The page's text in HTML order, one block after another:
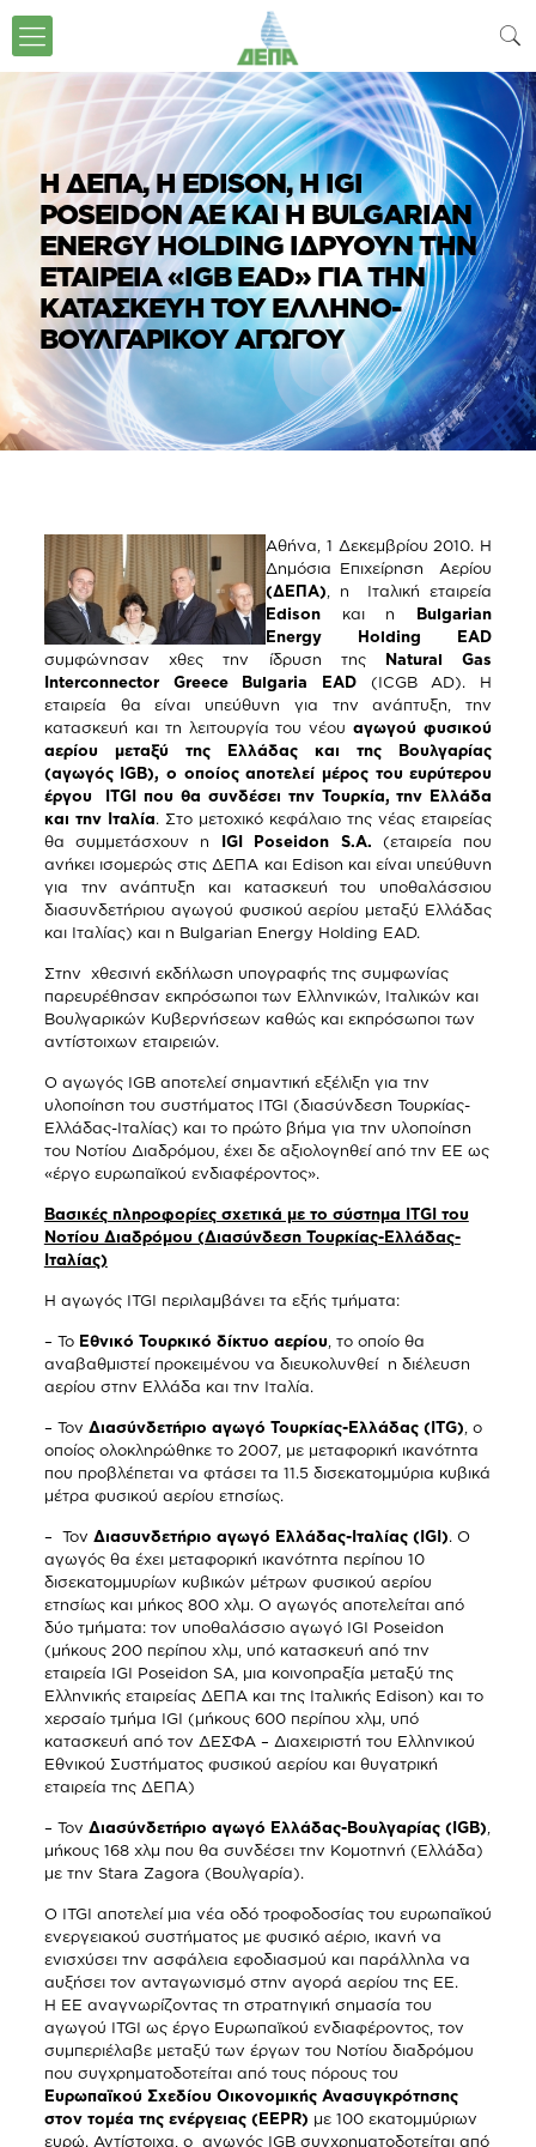
Η ΔΕΠΑ, Η EDISON, Η IGI
POSEIDON ΑΕ ΚΑΙ Η BULGARIAN
ENERGY HOLDING ΙΔΡΥΟΥΝ ΤΗΝ
ΕΤΑΙΡΕΙΑ «IGB EAD» ΓΙΑ ΤΗΝ
ΚΑΤΑΣΚΕΥΗ ΤΟΥ ΕΛΛΗΝΟ-
ΒΟΥΛΓΑΡΙΚΟΥ ΑΓΩΓΟΥ
Αθήνα, 1 Δεκεμβρίου 2010. Η
Δημόσια Επιχείρηση Αερίου
(ΔΕΠΑ) , η Ιταλική εταιρεία
Edison και η
Bulgarian
Energy Holding EAD
συμφώνησαν χθες την ίδρυση της
Natural Gas
Interconnector Greece Bulgaria EAD (ICGB AD). Η
εταιρεία θα είναι υπεύθυνη για την ανάπτυξη, την
κατασκευή και τη λειτουργία του νέου αγωγού φυσικού
αερίου μεταξύ της Ελλάδας και της Βουλγαρίας
(αγωγός IGB), ο οποίος αποτελεί μέρος του ευρύτερου
έργου ITGI που θα συνδέσει την Τουρκία, την Ελλάδα
και την Ιταλία. Στο μετοχικό κεφάλαιο της νέας εταιρείας
θα συμμετάσχουν η
IGI Poseidon S.A. (εταιρεία που
ανήκει ισομερώς στις ΔΕΠΑ και Edison και είναι υπεύθυνη
για την ανάπτυξη και κατασκευή του υποθαλάσσιου
διασυνδετήριου αγωγού φυσικού αερίου μεταξύ Ελλάδας
και Ιταλίας) και η Bulgarian Energy Holding EAD.
Στην χθεσινή εκδήλωση υπογραφής της συμφωνίας
παρευρέθησαν εκπρόσωποι των Ελληνικών, Ιταλικών και
Βουλγαρικών Κυβερνήσεων καθώς και εκπρόσωποι των
αντίστοιχων εταιρειών.
Ο αγωγός IGB αποτελεί σημαντική εξέλιξη για την
υλοποίηση του συστήματος ITGI (διασύνδεση Τουρκίας-
Ελλάδας-Ιταλίας) και το πρώτο βήμα για την υλοποίηση
του Νοτίου Διαδρόμου, έχει δε αξιολογηθεί από την ΕΕ ως
«έργο ευρωπαϊκού ενδιαφέροντος».
Βασικές πληροφορίες σχετικά με το σύστημα ITGI του
Νοτίου Διαδρόμου (Διασύνδεση Τουρκίας-Ελλάδας-
Ιταλίας)
Η αγωγός ITGI περιλαμβάνει τα εξής τμήματα:
– ΤοΕθνικό Τουρκικό δίκτυο αερίου , το οποίο θα
αναβαθμιστεί προκειμένου να διευκολυνθεί η διέλευση
αερίου στην Ελλάδα και την Ιταλία.
– Τον Διασύνδετήριο αγωγό Τουρκίας-Ελλάδας (ITG) , ο
οποίος ολοκληρώθηκε το 2007, με μεταφορική ικανότητα
που προβλέπεται να φτάσει τα 11.5 δισεκατομμύρια κυβικά
μέτρα φυσικού αερίου ετησίως.
– Τον Διασυνδετήριο αγωγό Ελλάδας-Ιταλίας (IGI). Ο
αγωγός θα έχει μεταφορική ικανότητα περίπου 10
δισεκατομμυρίων κυβικών μέτρων φυσικού αερίου
ετησίως και μήκος 800 χλμ. Ο αγωγός αποτελείται από
δύο τμήματα: τον υποθαλάσσιο αγωγό IGI Poseidon
(μήκους 200 περίπου χλμ, υπό κατασκευή από την
εταιρεία IGI Poseidon SA, μια κοινοπραξία μεταξύ της
Ελληνικής εταιρείας ΔΕΠΑ και της Ιταλικής Edison) και το
χερσαίο τμήμα IGI (μήκους 600 περίπου χλμ, υπό
κατασκευή από τον ΔΕΣΦΑ – Διαχειριστή του Ελληνικού
Εθνικού Συστήματος φυσικού αερίου και θυγατρική
εταιρεία της ΔΕΠΑ)
– Τον Διασύνδετήριο αγωγό Ελλάδας-Βουλγαρίας (IGB)
μήκους 168 χλμ που θα συνδέσει την Κομοτηνή (Ελλάδα)
με την Stara Zagora (Βουλγαρία).
Ο ITGI αποτελεί μια νέα οδό τροφοδοσίας του ευρωπαϊκού
ενεργειακού συστήματος με φυσικό αέριο, ικανή να
ενισχύσει την ασφάλεια εφοδιασμού και παράλληλα να
αυξήσει τον ανταγωνισμό στην αγορά αερίου της ΕΕ.
Η ΕΕ αναγνωρίζοντας τη στρατηγική σημασία του
αγωγού ITGI ως έργο Ευρωπαϊκού ενδιαφέροντος, τον
συμπεριέλαβε μεταξύ των έργων του Νοτίου διαδρόμου
που συγχρηματοδοτείται από τους πόρους του
Ευρωπαϊκού Σχεδίου Οικονομικής Ανασυγκρότησης
στον τομέα της ενέργειας (EEPR) με 100 εκατομμύριων
ευρώ. Αντίστοιχα, ο αγωγός IGB συγχρηματοδοτείται από